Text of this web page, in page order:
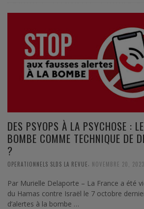
DES PSYOPS À LA PSYCHOSE :
BOMBE COMME TECHNIQUE DE
?
OPERATIONNELS SLDS LA REVUE NOVEMBRE 20, 2023
Par Murielle Delaporte – La France a été
du Hamas contre Israël le 7 octobre
d’alertes à la bombe …